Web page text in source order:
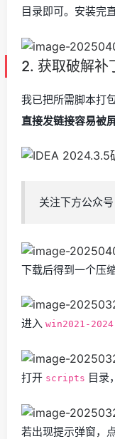
目录即可。安装完
2. 获取破解补
我已把所需脚本打
直接发链接容易被
关注下方公众
下载后得到一个压
进入 win2021-2024
打开 scripts 目录
若出现提示弹窗，